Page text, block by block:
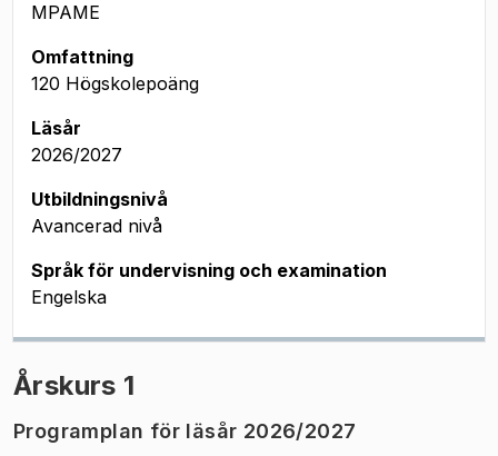
MPAME
Omfattning
120 Högskolepoäng
Läsår
2026/2027
Utbildningsnivå
Avancerad nivå
Språk för undervisning och examination
Engelska
Årskurs 1
Programplan för läsår 2026/2027